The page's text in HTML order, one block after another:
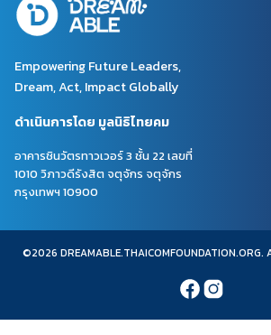
Empowering Future Leaders,
Dream, Act, Impact Globally
ดำเนินการโดย มูลนิธิไทยคม
อาคารชินวัตรทาวเวอร์ 3 ชั้น 22 เลขที่
1010 วิภาวดีรังสิต จตุจักร จตุจักร
กรุงเทพฯ 10900
©2026 DREAMABLE.THAICOMFOUNDATION.ORG.